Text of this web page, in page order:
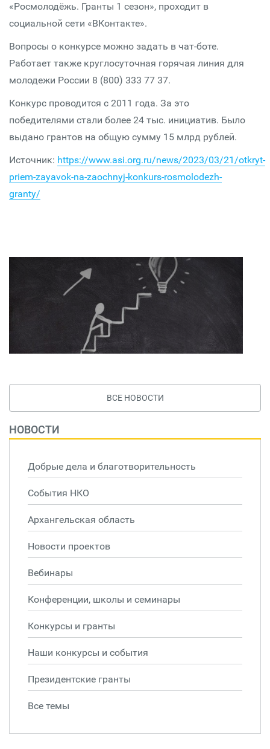
«Росмолодёжь. Гранты 1 сезон», проходит в
социальной сети «ВКонтакте».
Вопросы о конкурсе можно задать в чат-боте.
Работает также круглосуточная горячая линия для
молодежи России 8 (800) 333 77 37.
Конкурс проводится с 2011 года. За это
победителями стали более 24 тыс. инициатив. Было
выдано грантов на общую сумму 15 млрд рублей.
Источник: https://www.asi.org.ru/news/2023/03/21/otkryt-
priem-zayavok-na-zaochnyj-konkurs-rosmolodezh-
granty/
ВСЕ НОВОСТИ
НОВОСТИ
Добрые дела и благотворительность
События НКО
Архангельская область
Новости проектов
Вебинары
Конференции, школы и семинары
Конкурсы и гранты
Наши конкурсы и события
Президентские гранты
Все темы